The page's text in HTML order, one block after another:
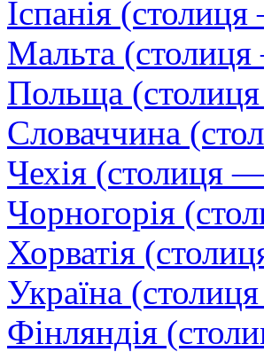
Іспанія
Мальта
Польща
Словаччина
Чехія (столиця
Чорногорія
Хорватія
Україна
Фінляндія